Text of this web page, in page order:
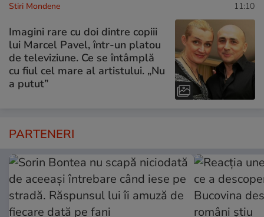
Stiri Mondene 11:10
Imagini rare cu doi dintre copiii
lui Marcel Pavel, într-un platou
de televiziune. Ce se întâmplă
cu fiul cel mare al artistului. „Nu
a putut”
PARTENERI